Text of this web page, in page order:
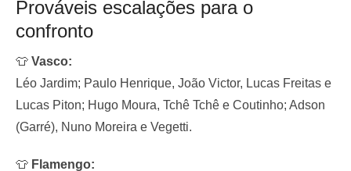
Prováveis escalações para o
confronto
👕 Vasco:
Léo Jardim; Paulo Henrique, João Victor, Lucas Freitas e
Lucas Piton; Hugo Moura, Tchê Tchê e Coutinho; Adson
(Garré), Nuno Moreira e Vegetti.
👕 Flamengo: